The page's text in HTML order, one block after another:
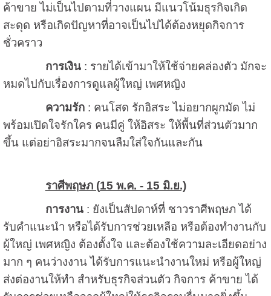
ค้าขาย ไม่เป็นไปตามที่วางแผน มีแนวโน้มธุรกิจเกิด
สะดุด หรือเกิดปัญหาที่อาจเป็นไปได้ต้องหยุดกิจการ
ชั่วคราว
การเงิน: รายได้เข้ามาให้ใช้จ่ายคล่องตัว มักจะ
หมดไปกับเรื่องการดูแลผู้ใหญ่ เพศหญิง
ความรัก: คนโสด รักอิสระ ไม่อยากผูกมัด ไม่
พร้อมเปิดใจรักใคร คนมีคู่ ให้อิสระ ให้พื้นที่ส่วนตัวมาก
ขึ้น แต่อย่าอิสระมากจนลืมใส่ใจกันและกัน
ราศีพฤษภ (15 พ.ค. - 15 มิ.ย.)
การงาน: ยังเป็นสัปดาห์ที่ ชาวราศีพฤษภ ได้
รับคำแนะนำ หรือได้รับการช่วยเหลือ หรือต้องทำงานกับ
ผู้ใหญ่ เพศหญิง ต้องตั้งใจ และต้องใช้ความละเอียดอย่าง
มาก ๆ คนว่างงาน ได้รับการแนะนำงานใหม่ หรือผู้ใหญ่
ส่งต่องานให้ทำ สำหรับธุรกิจส่วนตัว กิจการ ค้าขาย ได้